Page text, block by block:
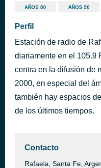
Who Wears These
She Drives Me
Fine Young
I Don't Wanna
AÑOS 80 AÑOS 90
Perfil
Estación de radio de
diariamente en el 105.9
centra en la difusión de
2000, en especial del
también hay espacios
de los últimos tiempos.
Contacto
Rafaela, Santa Fe,